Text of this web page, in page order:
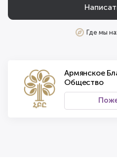
Где мы
Армянское
Общество